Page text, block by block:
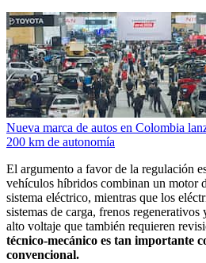
Nueva marca de autos en Colombia
200 km de autonomía
El argumento a favor de la regulación
vehículos híbridos combinan un motor
sistema eléctrico, mientras que los
sistemas de carga, frenos
alto voltaje que también requieren
técnico-mecánico es tan importante
convencional.